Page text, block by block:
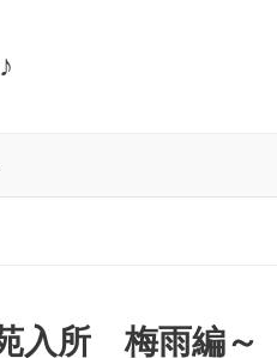
入所 梅雨編～